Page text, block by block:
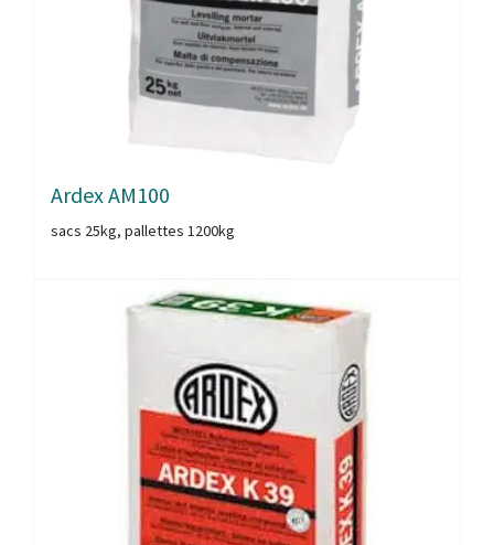
Ardex AM100
sacs 25kg, pallettes 1200kg